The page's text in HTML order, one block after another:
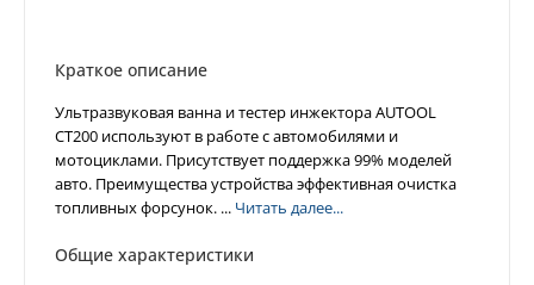
Краткое описание
Ультразвуковая ванна и тестер инжектора AUTOOL
CT200 используют в работе с автомобилями и
мотоциклами. Присутствует поддержка 99% моделей
авто. Преимущества устройства эффективная очистка
топливных форсунок. ... Читать далее...
Общие характеристики